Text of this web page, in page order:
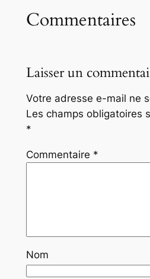
Commentaires
Laisser un
Votre adresse e-mail ne
Les champs obligatoires
*
Commentaire *
Nom